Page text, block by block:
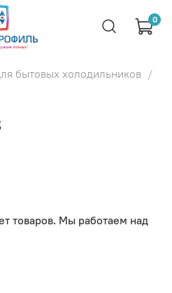
0
бытовых холодильников
товаров. Мы работаем над